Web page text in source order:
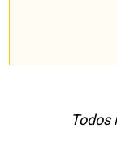
Todos